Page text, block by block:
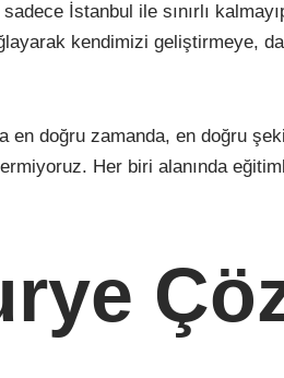
İstanbul ile sınırlı
kendimizi geliştirmeye,
doğru zamanda, en doğru
Her biri alanında